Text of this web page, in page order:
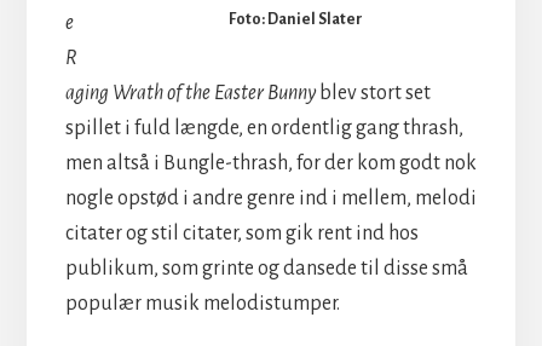
Foto: Daniel Slater
e
R
aging Wrath of the Easter Bunnyblev stort set
spillet i fuld længde, en ordentlig gang thrash,
men altså i Bungle-thrash, for der kom godt nok
nogle opstød i andre genre ind i mellem, melodi
citater og stil citater, som gik rent ind hos
publikum, som grinte og dansede til disse små
populær musik melodistumper.